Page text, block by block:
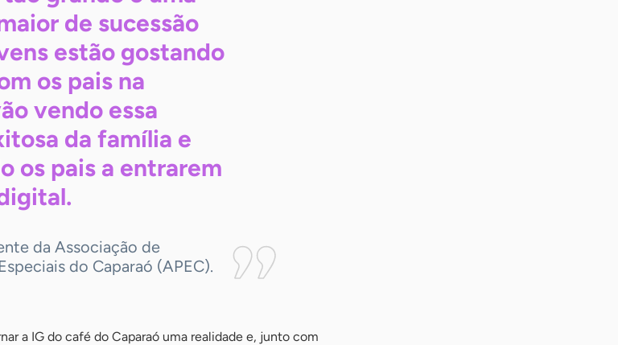
de sucessão
estão gostando
os pais na
vendo essa
da família e
os pais a entrarem
da Associação de
do Caparaó (APEC).
a IG do café do Caparaó uma realidade e, junto com